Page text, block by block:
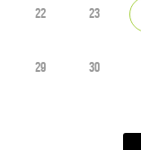
22 23
29 30